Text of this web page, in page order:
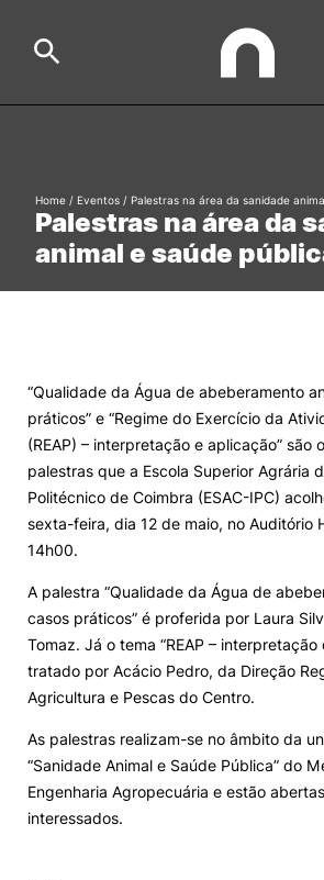
Estudar
International Relations
Ofertas de Emprego e
Loja da Agrária
Mudança de Par Instituição/
©2026 Instituto Politécnico de Coimbra. Todos os
Formative Offer
Palestras na área da
animal e saúde
Home / Eventos / Palestras na área da sanidade
“Qualidade da Água de abeberamento
práticos” e “Regime do Exercício da
(REAP) – interpretação e aplicação” são
palestras que a Escola Superior Agrária
Politécnico de Coimbra (ESAC-IPC)
sexta-feira, dia 12 de maio, no Auditório
14h00.
A palestra “Qualidade da Água de
casos práticos” é proferida por Laura
Tomaz. Já o tema “REAP – interpretação
tratado por Acácio Pedro, da Direção
Agricultura e Pescas do Centro.
As palestras realizam-se no âmbito da
“Sanidade Animal e Saúde Pública” do
Engenharia Agropecuária e estão
interessados.